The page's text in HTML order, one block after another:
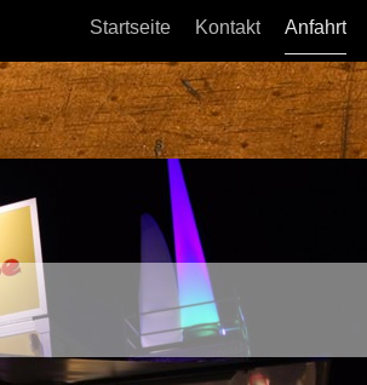
Startseite Kontakt Anfahrt